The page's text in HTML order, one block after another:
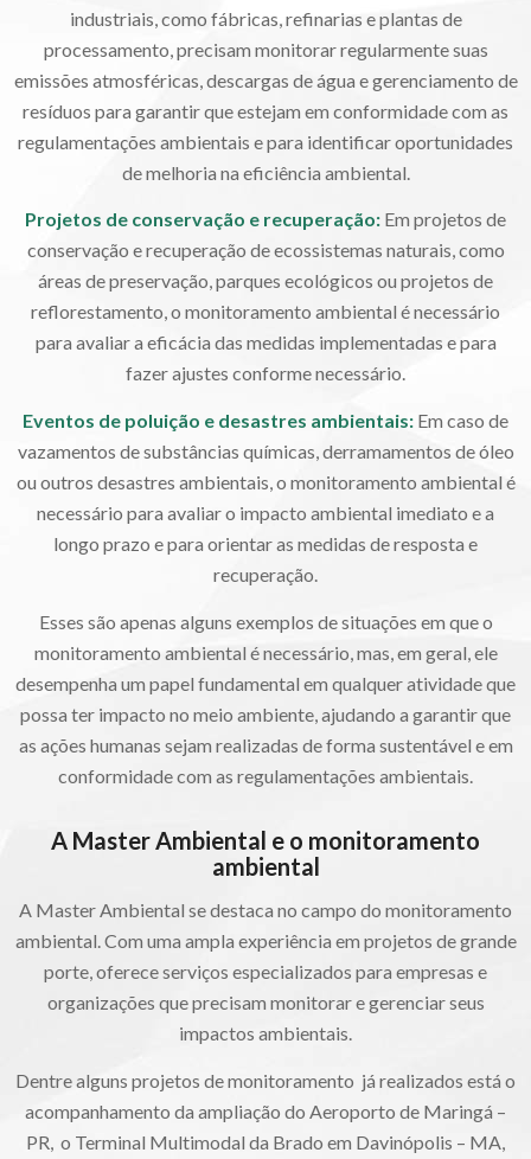
industriais, como fábricas, refinarias e plantas de
processamento, precisam monitorar regularmente suas
emissões atmosféricas, descargas de água e gerenciamento de
resíduos para garantir que estejam em conformidade com as
regulamentações ambientais e para identificar oportunidades
de melhoria na eficiência ambiental.
Projetos de conservação e recuperação: Em projetos de
conservação e recuperação de ecossistemas naturais, como
áreas de preservação, parques ecológicos ou projetos de
reflorestamento, o monitoramento ambiental é necessário
para avaliar a eficácia das medidas implementadas e para
fazer ajustes conforme necessário.
Eventos de poluição e desastres ambientais: Em caso de
vazamentos de substâncias químicas, derramamentos de óleo
ou outros desastres ambientais, o monitoramento ambiental é
necessário para avaliar o impacto ambiental imediato e a
longo prazo e para orientar as medidas de resposta e
recuperação.
Esses são apenas alguns exemplos de situações em que o
monitoramento ambiental é necessário, mas, em geral, ele
desempenha um papel fundamental em qualquer atividade que
possa ter impacto no meio ambiente, ajudando a garantir que
as ações humanas sejam realizadas de forma sustentável e em
conformidade com as regulamentações ambientais.
A Master Ambiental e o monitoramento
ambiental
A Master Ambiental se destaca no campo do monitoramento
ambiental. Com uma ampla experiência em projetos de grande
porte, oferece serviços especializados para empresas e
organizações que precisam monitorar e gerenciar seus
impactos ambientais.
Dentre alguns projetos de monitoramento já realizados está o
acompanhamento da ampliação do Aeroporto de Maringá –
PR, o Terminal Multimodal da Brado em Davinópolis – MA,